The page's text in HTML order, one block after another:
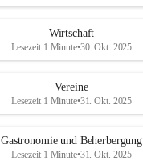
Wirtschaft
Lesezeit 1 Minute•30. Okt. 2025
Vereine
Lesezeit 1 Minute•31. Okt. 2025
Gastronomie und Beherbergung
Lesezeit 1 Minute•31. Okt. 2025